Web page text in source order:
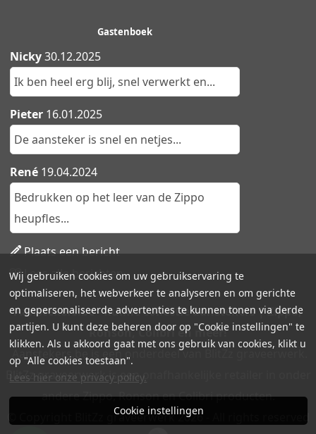
Gastenboek
Nicky30.12.2025
Ik ben heel erg blij, snel verwerkt en...
Pieter 16.01.2025
De aansteker is snel en netjes...
René 19.04.2024
Bedrukken op het leer van de Zippo
heupfles...
Plaats een bericht
Lees alle berichten
Aanstekers.be - Ruime collectie aanstekers | Zippo,
Ronson, Colibri en meer!
Aanstekers.be is een onderdeel van BlitZz graveerwerk.
BlitZz graveerwerk is een onafhankelijke retailer in onder
andere Zippo, Ronson en Colibri producten.
© Copyright BlitZz graveerwerk 2026 - All rights reserved
Wij gebruiken cookies om uw gebruikservaring te
optimaliseren, het webverkeer te analyseren en om gerichte
en gepersonaliseerde advertenties te kunnen tonen via derde
partijen. U kunt deze beheren door op "Cookie instellingen" te
klikken. Als u akkoord gaat met ons gebruik van cookies, klikt u
op "Alle cookies toestaan".
Lees hier onze privacy policy.
Cookie instellingen